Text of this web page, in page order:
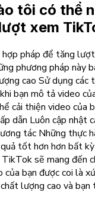
tôi có thể
xem
hợp pháp để tăng
phương pháp này
cao Sử dụng các
bạn mô tả video
cải thiện video của
dẫn Luôn cập nhật
tác Những thực
tốt hơn hơn bất
sẽ mang đến
của bạn được coi là
lượng cao và